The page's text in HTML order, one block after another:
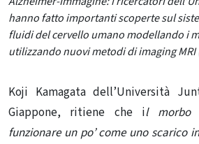
hanno fatto importanti scoperte sul
fluidi del cervello umano modellando i
utilizzando nuovi metodi di imaging
Koji Kamagata dell’Università
Giappone, ritiene che il morbo
funzionare un po’ come uno scarico